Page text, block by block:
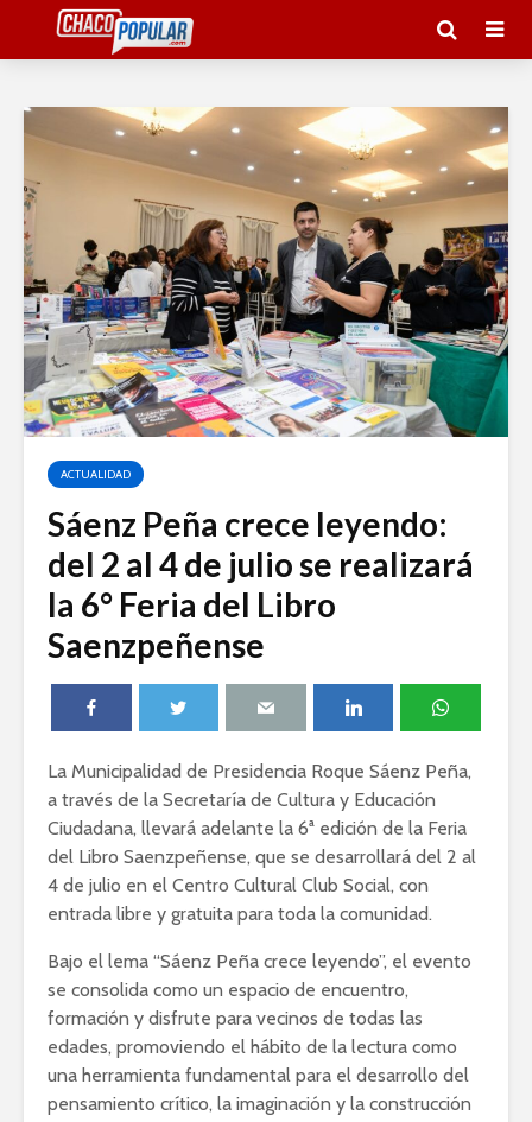
ACTUALIDAD
Sáenz Peña crece leyendo:
del 2 al 4 de julio se realizará
la 6° Feria del Libro
Saenzpeñense
La Municipalidad de Presidencia Roque Sáenz Peña,
a través de la Secretaría de Cultura y Educación
Ciudadana, llevará adelante la 6ª edición de la Feria
del Libro Saenzpeñense, que se desarrollará del 2 al
4 de julio en el Centro Cultural Club Social, con
entrada libre y gratuita para toda la comunidad.
Bajo el lema “Sáenz Peña crece leyendo”, el evento
se consolida como un espacio de encuentro,
formación y disfrute para vecinos de todas las
edades, promoviendo el hábito de la lectura como
una herramienta fundamental para el desarrollo del
pensamiento crítico, la imaginación y la construcción